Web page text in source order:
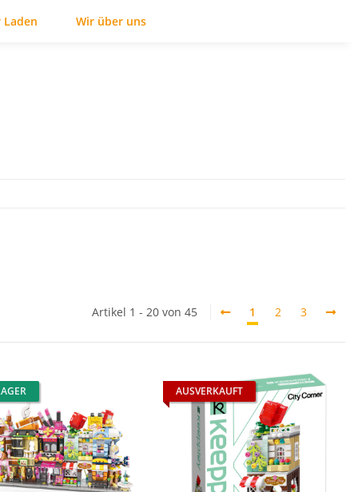
Laden Wir über uns
Artikel 1 - 20 von 45 1 2 3
AUSVERKAUFT